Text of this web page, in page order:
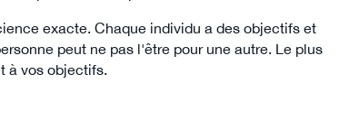
exacte. Chaque individu a des objectifs et
peut ne pas l'être pour une autre. Le plus
à vos objectifs.